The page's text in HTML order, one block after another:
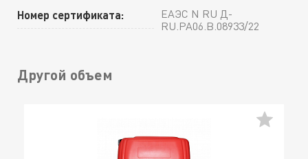
Номер сертификата:
ЕАЭС N RU Д-
RU.РА06.В.08933/22
Другой объем